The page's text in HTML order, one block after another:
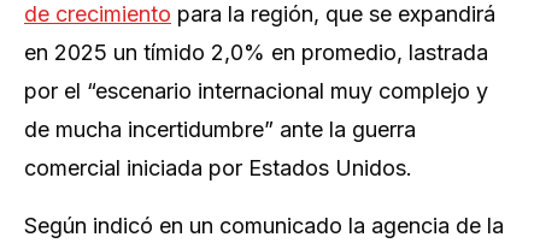
de crecimiento para la región, que se expandirá
en 2025 un tímido 2,0% en promedio, lastrada
por el “escenario internacional muy complejo y
de mucha incertidumbre” ante la guerra
comercial iniciada por Estados Unidos.
Según indicó en un comunicado la agencia de la